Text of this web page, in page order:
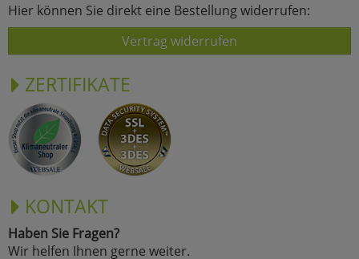
Hier können Sie direkt eine Bestellung widerrufen:
Vertrag widerrufen
ZERTIFIKATE
KONTAKT
Haben Sie Fragen?
Wir helfen Ihnen gerne weiter.